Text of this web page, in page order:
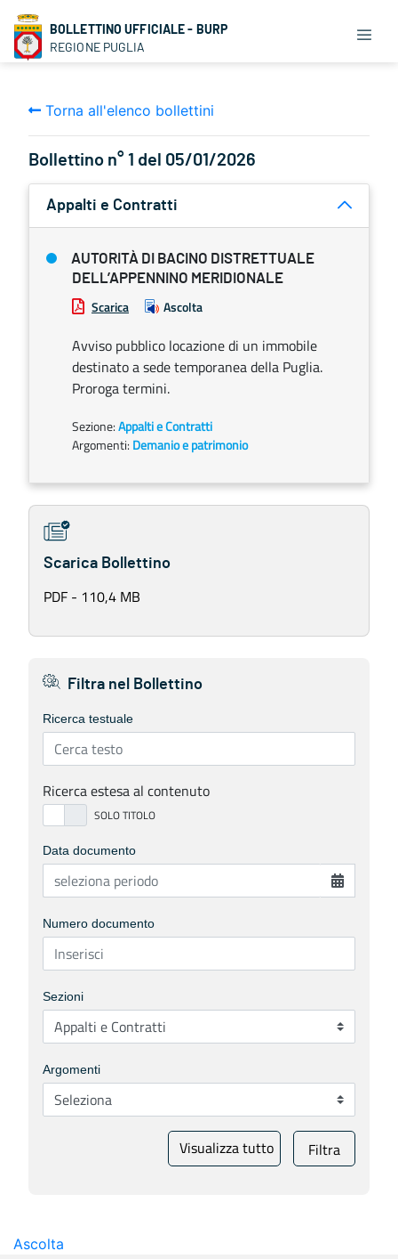
BOLLETTINO UFFICIALE - BURP
REGIONE PUGLIA
Torna all'elenco bollettini
Bollettino n° 1 del 05/01/2026
Appalti e Contratti
AUTORITÀ DI BACINO DISTRETTUALE
DELL’APPENNINO MERIDIONALE
Scarica Ascolta
Avviso pubblico locazione di un immobile
destinato a sede temporanea della Puglia.
Proroga termini.
Sezione:Appalti e Contratti
Argomenti: Demanio e patrimonio
Scarica Bollettino
PDF - 110,4 MB
Filtra nel Bollettino
Ricerca testuale
Ricerca estesa al contenuto
Data documento
Numero documento
Sezioni
Argomenti
Visualizza tutto Filtra
Ascolta